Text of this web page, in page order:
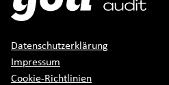
Datenschutzerklärung
Impressum
Cookie-Richtlinien